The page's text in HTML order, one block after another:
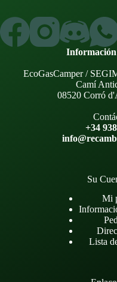
EcoGasCamper /
Camí
08520 Corró
+34
Su
Mi
Lista